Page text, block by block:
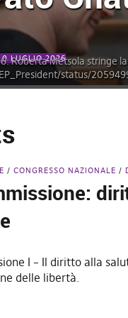
AGOSTO 2026
haker con felpa e
LUGLIO 2026
Roberta Metsola stringe
status/
GIUGNO 2026
Gopixa / Getty Images
CONGRESSO NAZIONALE
I – Il diritto alla
delle libertà.